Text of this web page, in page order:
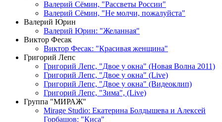
Валерий Сёмин, "Рассветы России"
Валерий Сёмин, "Не молчи, пожалуйста"
Валерий Юрин
Валерий Юрин: "Желанная"
Виктор Фесак
Виктор Фесак: "Красивая женщина"
Григорий Лепс
Григорий Лепс, "Двое у окна" (Новая Волна 2011)
Григорий Лепс, "Двое у окна" (Live)
Григорий Лепс, "Двое у окна" (Видеоклип)
Григорий Лепс, "Зима", (Live)
Группа "МИРАЖ"
Mirage Studio: Екатерина Болдышева и Алексей
Горбашов: "Киса"